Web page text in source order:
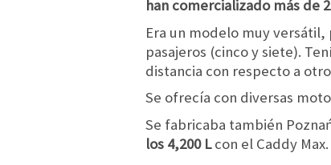
han comercializado más de
Era un modelo muy
pasajeros (cinco y siete).
distancia con respecto a
Se ofrecía con diversas
Se fabricaba también
los 4,200 Lcon el Caddy Max.